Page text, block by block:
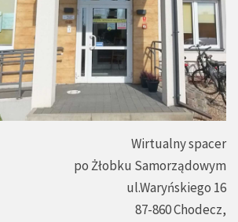
Wirtualny spacer
po Żłobku Samorządowym
ul.Waryńskiego 16
87-860 Chodecz,